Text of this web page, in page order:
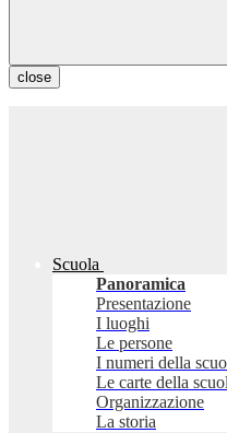
close
Scuola
Panoramica
Presentazione
I luoghi
Le persone
I numeri della
Le carte della
Organizzazione
La storia